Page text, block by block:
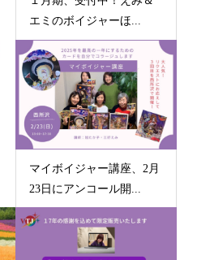
エミのボイジャーほ...
マイボイジャー講座、2月
23日にアンコール開...